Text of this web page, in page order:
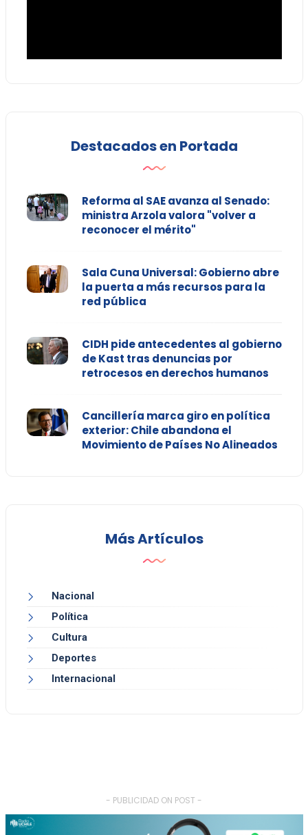
Destacados en Portada
Reforma al SAE avanza al Senado:
ministra Arzola valora "volver a
reconocer el mérito"
Sala Cuna Universal: Gobierno abre
la puerta a más recursos para la
red pública
CIDH pide antecedentes al gobierno
de Kast tras denuncias por
retrocesos en derechos humanos
Cancillería marca giro en política
exterior: Chile abandona el
Movimiento de Países No Alineados
Más Artículos
Nacional
Política
Cultura
Deportes
Internacional
- PUBLICIDAD ON POST -